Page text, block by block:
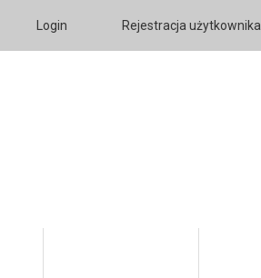
Login Rejestracja użytkownika